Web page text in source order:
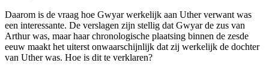
Daarom is de vraag hoe Gwyar werkelijk aan Uther verwant was
een interessante. De verslagen zijn stellig dat Gwyar de zus van
Arthur was, maar haar chronologische plaatsing binnen de zesde
eeuw maakt het uiterst onwaarschijnlijk dat zij werkelijk de dochter
van Uther was. Hoe is dit te verklaren?